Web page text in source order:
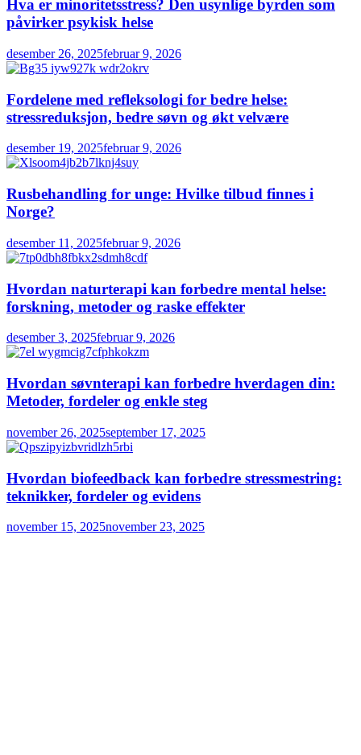
Hva er minoritetsstress? Den usynlige byrden som
påvirker psykisk helse
desember 26, 2025februar 9, 2026
Fordelene med refleksologi for bedre helse:
stressreduksjon, bedre søvn og økt velvære
desember 19, 2025februar 9, 2026
Rusbehandling for unge: Hvilke tilbud finnes i
Norge?
desember 11, 2025februar 9, 2026
Hvordan naturterapi kan forbedre mental helse:
forskning, metoder og raske effekter
desember 3, 2025februar 9, 2026
Hvordan søvnterapi kan forbedre hverdagen din:
Metoder, fordeler og enkle steg
november 26, 2025september 17, 2025
Hvordan biofeedback kan forbedre stressmestring:
teknikker, fordeler og evidens
november 15, 2025november 23, 2025